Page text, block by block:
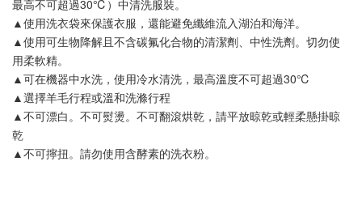
最高不可超過30℃）中清洗服裝。
▲使用洗衣袋來保護衣服，還能避免纖維流入湖泊和海洋。
▲使用可生物降解且不含碳氟化合物的清潔劑、中性洗劑。切勿使
用柔軟精。
▲可在機器中水洗，使用冷水清洗，最高溫度不可超過30℃
▲選擇羊毛行程或溫和洗滌行程
▲不可漂白。不可熨燙。不可翻滾烘乾，請平放晾乾或輕柔懸掛晾
乾
▲不可擰扭。請勿使用含酵素的洗衣粉。